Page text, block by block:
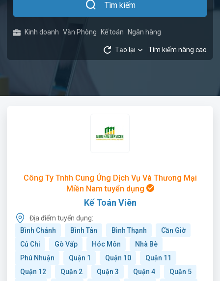
Tìm kiếm
Kinh doanh Văn Phòng Kế toán Ngân hàng
Tạo lại Tìm kiếm nâng cao
Công Ty Tnhh Cung Ứng Dịch Vụ Và Thương Mại
Miền Nam tuyển dụng
Kế Toán Viên
Địa điểm tuyển dụng:
Bình Chánh
Bình Tân Bình Thạnh
Cần Giờ
Củ Chi
Gò Vấp Hóc Môn
Nhà Bè
Phú Nhuận
Quận 1 Quận 10
Quận 11
Quận 12
Quận 2 Quận 3 Quận 4
Quận 5